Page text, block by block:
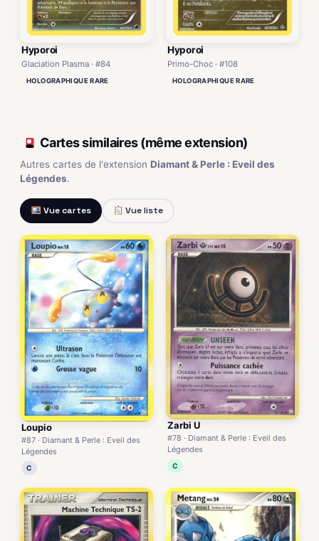
Hyporoi
Glaciation Plasma · #84
HOLOGRAPHIQUE RARE
Hyporoi
Primo-Choc · #108
HOLOGRAPHIQUE RARE
Cartes similaires (même extension)
Autres cartes de l'extension Diamant & Perle : Eveil des
Légendes.
Vue cartes Vue liste
Loupio
#87 · Diamant & Perle : Eveil des
Légendes
C
Zarbi U
#78 · Diamant & Perle : Eveil des
Légendes
C